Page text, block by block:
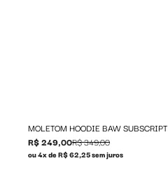
MOLETOM HOODIE BAW SUBSCRIPT
R$ 249,00R$ 349,00
ou 4x de R$ 62,25 sem juros